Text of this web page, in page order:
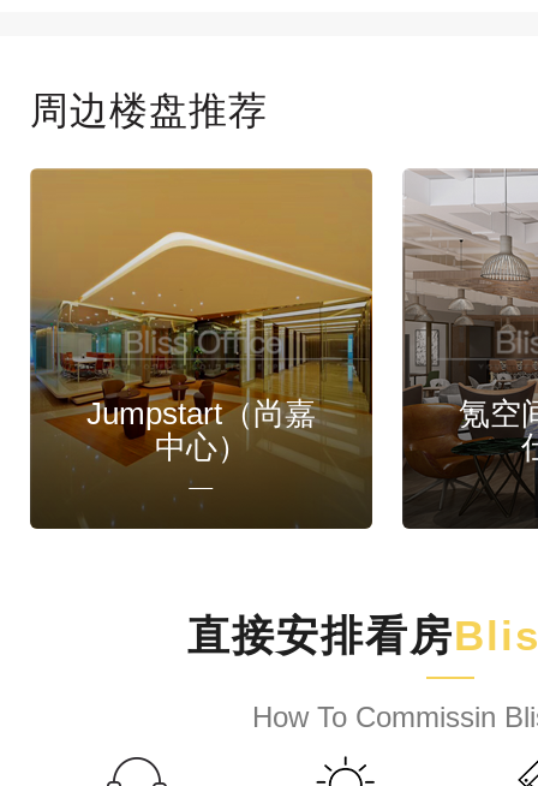
周边楼盘推荐
Jumpstart（尚嘉
中心）
氪空
直接安排看房
How To Commissin